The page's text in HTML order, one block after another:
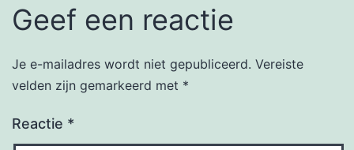
Geef een reactie
Je e-mailadres wordt niet gepubliceerd. Vereiste
velden zijn gemarkeerd met *
Reactie *